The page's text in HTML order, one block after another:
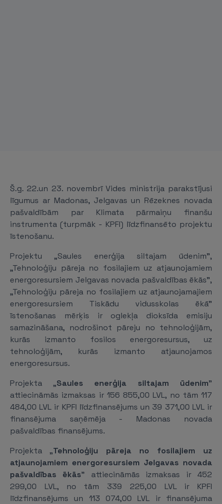
Š.g. 22.un 23. novembrī Vides ministrija parakstījusi
līgumus ar Madonas, Jelgavas un Rēzeknes novada
pašvaldībām par Klimata pārmaiņu finanšu
instrumenta (turpmāk - KPFI) līdzfinansēto projektu
īstenošanu.
Projektu „Saules enerģija siltajam ūdenim",
„Tehnoloģiju pāreja no fosilajiem uz atjaunojamiem
energoresursiem Jelgavas novada pašvaldības ēkās",
„Tehnoloģiju pāreja no fosilajiem uz atjaunojamajiem
energoresursiem Tiskādu vidusskolas ēkā"
īstenošanas mērķis ir oglekļa dioksīda emisiju
samazināšana, nodrošinot pāreju no tehnoloģijām,
kurās izmanto fosilos energoresursus, uz
tehnoloģijām, kurās izmanto atjaunojamos
energoresursus.
Projekta „Saules enerģija siltajam ūdenim"
attiecināmās izmaksas ir 156 855,00 LVL, no tām 117
484,00 LVL ir KPFI līdzfinansējums un 39 371,00 LVL ir
finansējuma saņēmēja - Madonas novada
pašvaldības finansējums.
Projekta „Tehnoloģiju pāreja no fosilajiem uz
atjaunojamiem energoresursiem Jelgavas novada
pašvaldības ēkās" attiecināmās izmaksas ir 452
299,00 LVL, no tām 339 225,00 LVL ir KPFI
līdzfinansējums un 113 074,00 LVL ir finansējuma